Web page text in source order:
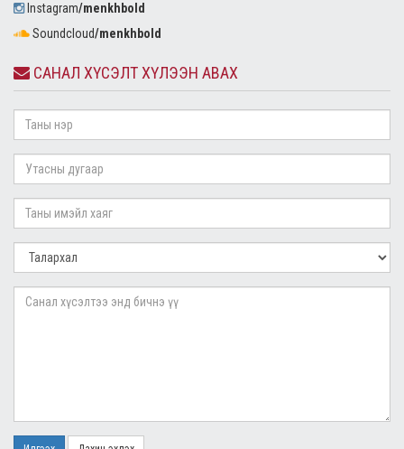
Instagram/menkhbold
Soundcloud/menkhbold
САНАЛ ХҮСЭЛТ ХҮЛЭЭН АВАХ